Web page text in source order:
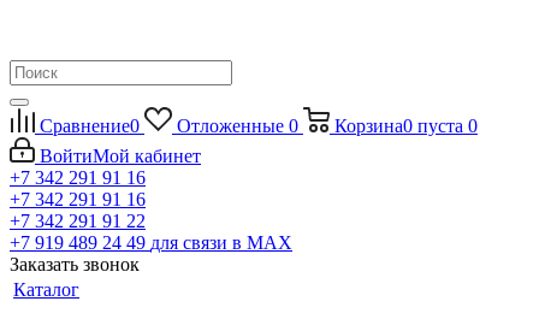
Сравнение0 Отложенные 0 Корзина0 пуста 0
ВойтиМой кабинет
+7 342 291 91 16
+7 342 291 91 16
+7 342 291 91 22
+7 919 489 24 49 для связи в МАХ
Заказать звонок
Каталог